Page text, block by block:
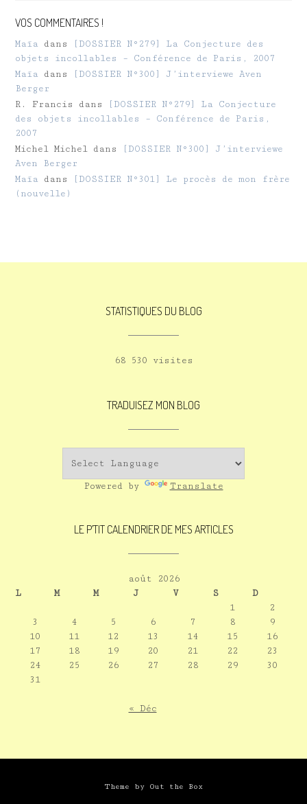
VOS COMMENTAIRES !
Maïa dans
[DOSSIER N°279] La Conjecture des
objets incollables – Conférence de Paris, 2007
Maïa dans
[DOSSIER N°300] J’interviewe Aven
Berger
R. Francis
dans
[DOSSIER N°279] La Conjecture
des objets incollables – Conférence de Paris,
2007
Michel Michel dans
[DOSSIER N°300] J’interviewe
Aven Berger
Maïa dans
[DOSSIER N°301] Le procès de mon frère
(nouvelle)
STATISTIQUES DU BLOG
68 530 visites
TRADUISEZ MON BLOG
Powered by Translate
LE P’TIT CALENDRIER DE MES ARTICLES
août 2026
L
M M J V S
D
1
2
3
4 5 6 7 8
9
10
11 12 13 14 15
16
17
18 19 20 21 22
23
24
25 26 27 28 29
30
31
« Déc
Theme by Out the Box